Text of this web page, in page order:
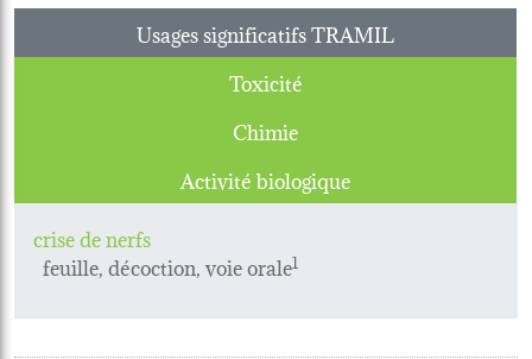
Usages significatifs TRAMIL
Toxicité
Chimie
Activité biologique
crise de nerfs
feuille, décoction, voie orale1